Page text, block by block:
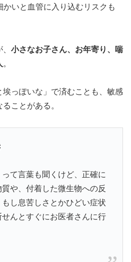
かいと血管に入り込むリスクも
小さなお子さん、お年寄り、喘
。
っぽいな」で済むことも、敏感
ことがある。
って言葉も聞くけど、正確に
や、付着した微生物への反
し息苦しさとかひどい症状
んとすぐにお医者さんに行